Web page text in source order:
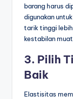
barang harus
digunakan
tarik tinggi lebih
kestabilan
3. Pilih
Baik
Elastisitas